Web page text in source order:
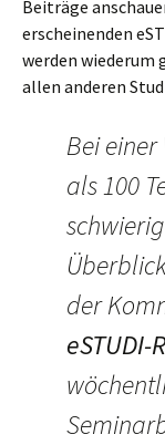
Beiträge
erscheinenden
werden wiederum
allen anderen
Bei
als 100
der